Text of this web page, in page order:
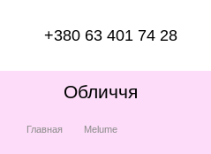
+380 63 401 74 28
Обличчя
Главная Melume